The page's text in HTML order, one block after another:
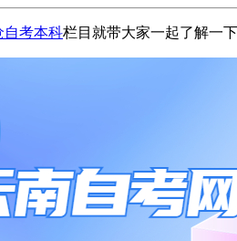
自考本科栏目就带大家一起了解一